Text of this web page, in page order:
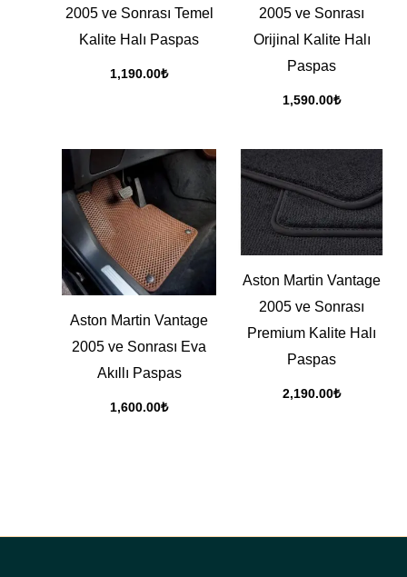
2005 ve Sonrası Temel
Kalite Halı Paspas
1,190.00₺
2005 ve Sonrası
Orijinal Kalite Halı
Paspas
1,590.00₺
Aston Martin Vantage
2005 ve Sonrası Eva
Akıllı Paspas
1,600.00₺
Aston Martin Vantage
2005 ve Sonrası
Premium Kalite Halı
Paspas
2,190.00₺